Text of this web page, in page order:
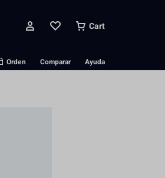
Cart
Orden Comparar Ayuda